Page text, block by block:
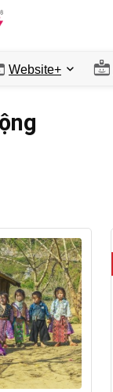
Website+